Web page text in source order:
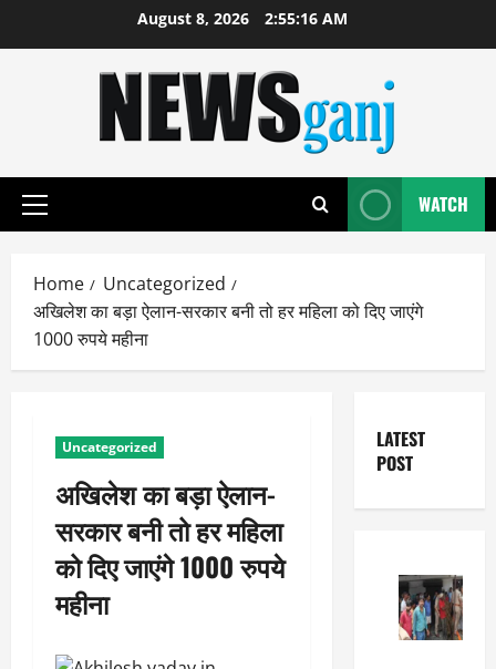
August 8, 2026 2:55:17 AM
Primary
WATCH
Home
Uncategorized
अखिलेश का बड़ा ऐलान-सरकार बनी तो हर महिला को दिए जाएंगे
1000 रुपये महीना
Uncategorized
अखिलेश का बड़ा ऐलान-
सरकार बनी तो हर महिला
को दिए जाएंगे 1000 रुपये
महीना
LATEST
POST